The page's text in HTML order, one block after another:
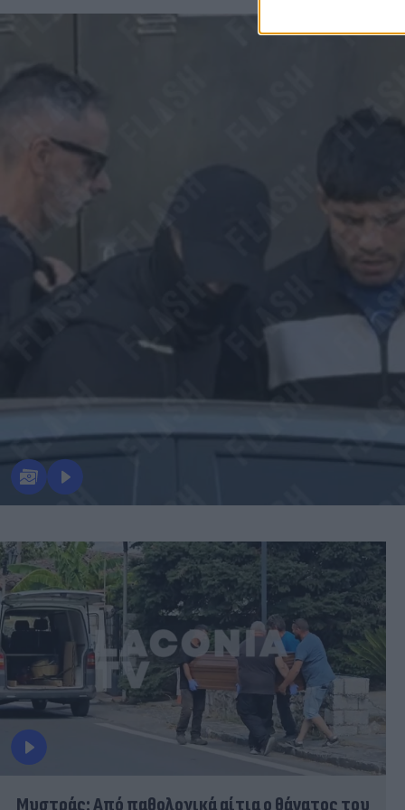
Μυστράς: Από παθολογικά αίτια ο θάνατος του